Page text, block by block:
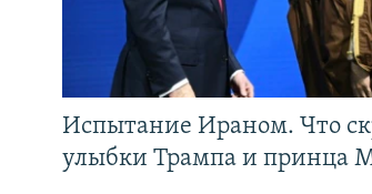
Испытание Ираном. Что
улыбки Трампа и принца